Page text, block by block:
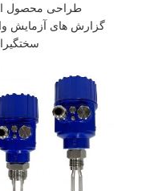
طراحی محصول
گزارش های آزمایش